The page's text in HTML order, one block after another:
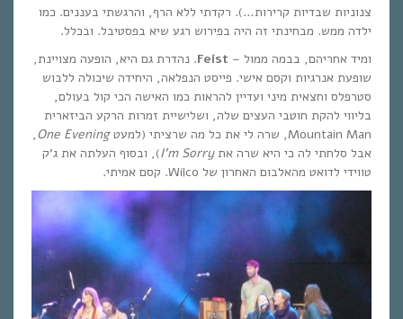
צנוניות שבדיות קרירות…). רקדתי ללא הרף, והרגשתי בעננים. כמו
ילדה ממש. מבחינתי זה היה בפירוש רגע שיא בפסטיבל. ובכלל.
ומיד אחריהם, בבמה ממול – Feist. נהדרת גם היא, הופעה מצויינת,
שופעת אנרגיות וקסם אישי. פייסט הנפלאה, היחידה שיכולה ללבוש
סטרפלס וחצאית מיני ועדיין להראות כמו האישה הכי קול בעולם,
בליווי להקת חוטבי העצים שלה, ושלישיית זמרות הרקע הביזארית
Mountain Man, שרה לי את כל מה שרציתי (למעט
One Evening
,
אבל סלחתי לה כי היא שרה אתI’m Sorry), ובסוף העלתה את ג’ק
טווידי לדואט מהאלבום האחרון של Wilco. קסם אמיתי.